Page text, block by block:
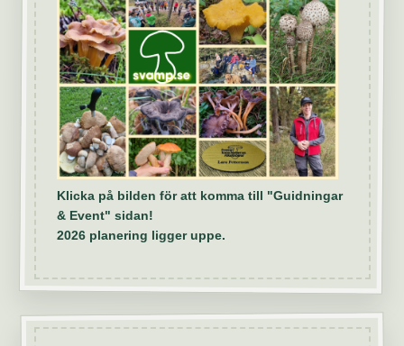
Klicka på bilden för att komma till "Guidningar
& Event" sidan!
2026 planering ligger uppe.